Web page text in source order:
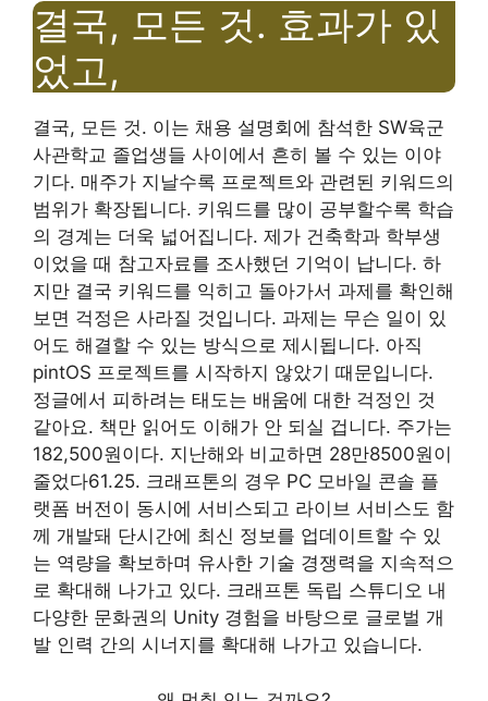
결국, 모든 것. 효과가 있
었고,
결국, 모든 것. 이는 채용 설명회에 참석한 SW육군
사관학교 졸업생들 사이에서 흔히 볼 수 있는 이야
기다. 매주가 지날수록 프로젝트와 관련된 키워드의
범위가 확장됩니다. 키워드를 많이 공부할수록 학습
의 경계는 더욱 넓어집니다. 제가 건축학과 학부생
이었을 때 참고자료를 조사했던 기억이 납니다. 하
지만 결국 키워드를 익히고 돌아가서 과제를 확인해
보면 걱정은 사라질 것입니다. 과제는 무슨 일이 있
어도 해결할 수 있는 방식으로 제시됩니다. 아직
pintOS 프로젝트를 시작하지 않았기 때문입니다.
정글에서 피하려는 태도는 배움에 대한 걱정인 것
같아요. 책만 읽어도 이해가 안 되실 겁니다. 주가는
182,500원이다. 지난해와 비교하면 28만8500원이
줄었다61.25. 크래프톤의 경우 PC 모바일 콘솔 플
랫폼 버전이 동시에 서비스되고 라이브 서비스도 함
께 개발돼 단시간에 최신 정보를 업데이트할 수 있
는 역량을 확보하며 유사한 기술 경쟁력을 지속적으
로 확대해 나가고 있다. 크래프톤 독립 스튜디오 내
다양한 ​​문화권의 Unity 경험을 바탕으로 글로벌 개
발 인력 간의 시너지를 확대해 나가고 있습니다.